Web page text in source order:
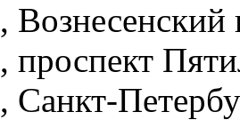
, Вознесенский
, проспект
, Санкт-